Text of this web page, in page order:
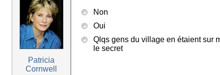
Patricia
Cornwell
Non
Oui
Qlqs gens du village en étaient sur
le secret